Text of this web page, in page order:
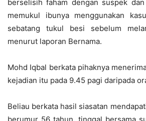
berselisih faham dengan suspek
memukul ibunya menggunakan
sebatang tukul besi sebelum
menurut laporan Bernama.
Mohd Iqbal berkata pihaknya
kejadian itu pada 9.45 pagi daripada
Beliau berkata hasil siasatan
berumur 56 tahun, tinggal bersama